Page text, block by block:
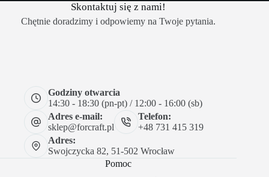
Skontaktuj się z nami!
Chętnie doradzimy i odpowiemy na Twoje pytania.
Godziny otwarcia
14:30 - 18:30 (pn-pt) / 12:00 - 16:00 (sb)
Adres e-mail:
sklep@forcraft.pl
Telefon:
+48 731 415 319
Adres:
Swojczycka 82, 51-502 Wrocław
Pomoc